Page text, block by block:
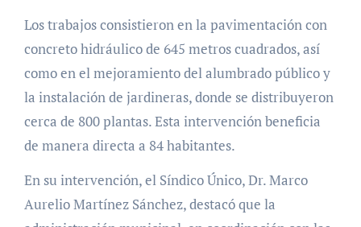
Los trabajos consistieron en la pavimentación con
concreto hidráulico de 645 metros cuadrados, así
como en el mejoramiento del alumbrado público y
la instalación de jardineras, donde se distribuyeron
cerca de 800 plantas. Esta intervención beneficia
de manera directa a 84 habitantes.
En su intervención, el Síndico Único, Dr. Marco
Aurelio Martínez Sánchez, destacó que la